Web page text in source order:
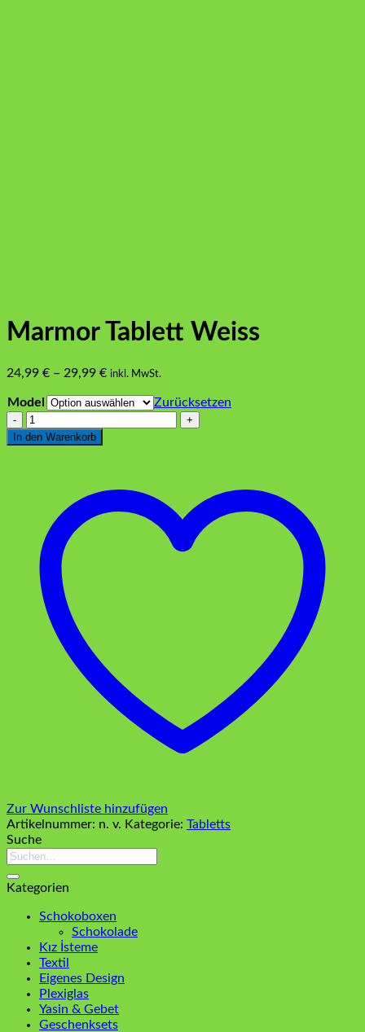
Marmor Tablett Weiss
24,99 € – 29,99 € inkl. MwSt.
Model
Zurücksetzen
Marmor
Tablett
Weiss
In den Warenkorb
Zur Wunschliste hinzufügen
Artikelnummer: n. v. Kategorie: Tabletts
Suche
Suchen
Kategorien
Schokoboxen
Schokolade
Kız İsteme
Textil
Eigenes Design
Plexiglas
Yasin & Gebet
Geschenksets